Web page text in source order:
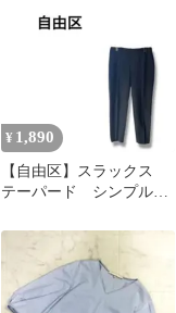
¥ 1,890
【自由区】スラックス
テーパード シンプル
レー 40